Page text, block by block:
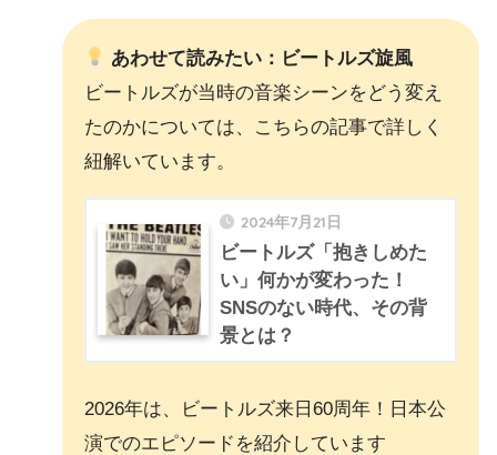
あわせて読みたい：ビートルズ旋風
ビートルズが当時の音楽シーンをどう変え
たのかについては、こちらの記事で詳しく
紐解いています。
2024年7月21日
ビートルズ「抱きしめた
い」何かが変わった！
SNSのない時代、その背
景とは？
2026年は、ビートルズ来日60周年！日本公
演でのエピソードを紹介しています